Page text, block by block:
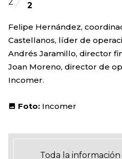
2
Felipe Hernández,
Castellanos, líder de
Andrés Jaramillo, director
Joan Moreno, director de
Incomer.
Foto: Incomer
Toda la